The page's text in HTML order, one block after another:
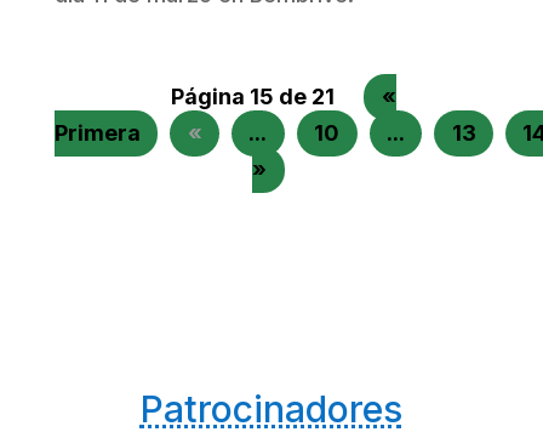
Página 15 de 21
«
Primera
« ... 10 ... 13
»
Patrocinadores